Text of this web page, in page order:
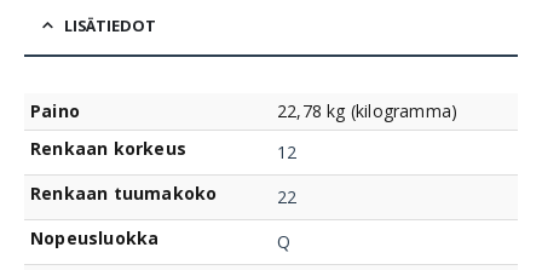
LISÄTIEDOT
Paino
22,78 kg (kilogramma)
Renkaan korkeus
12
Renkaan tuumakoko
22
Nopeusluokka
Q